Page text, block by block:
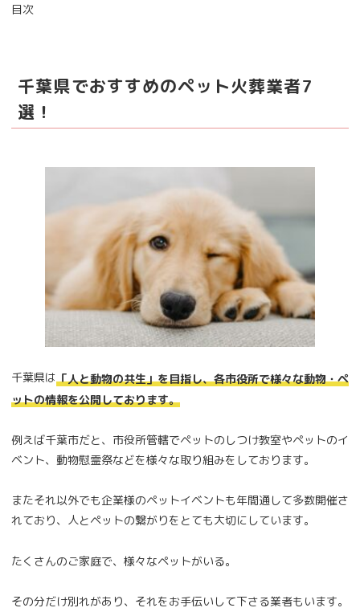
目次
千葉県でおすすめのペット火葬業者7
選！
千葉県は「人と動物の共生」を目指し、各市役所で様々な動物・ペ
ットの情報を公開しております。
例えば千葉市だと、市役所管轄でペットのしつけ教室やペットのイ
ベント、動物慰霊祭などを様々な取り組みをしております。
またそれ以外でも企業様のペットイベントも年間通して多数開催さ
れており、人とペットの繋がりをとても大切にしています。
たくさんのご家庭で、様々なペットがいる。
その分だけ別れがあり、それをお手伝いして下さる業者もいます。